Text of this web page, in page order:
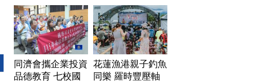
帶
同濟會攜企業投資
品德教育 七校國
花蓮漁港親子釣魚
同樂 羅時豐壓軸